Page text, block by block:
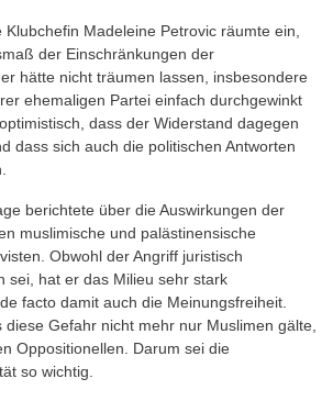
Madeleine Petrovic räumte ein,
der Einschränkungen der
hätte nicht träumen lassen, insbesondere
ehemaligen Partei einfach durchgewinkt
dass der Widerstand dagegen
dass sich auch die politischen Antworten
berichtete über die Auswirkungen der
muslimische und palästinensische
Obwohl der Angriff juristisch
sei, hat er das Milieu sehr stark
facto damit auch die Meinungsfreiheit.
Gefahr nicht mehr nur Muslimen gälte,
Oppositionellen. Darum sei die
so wichtig.